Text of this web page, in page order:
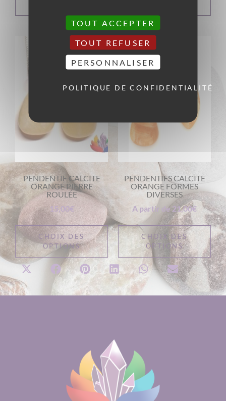
PENDENTIF CALCITE
ORANGE PIERRE
ROULÉE
15,00 €
CHOIX DES
OPTIONS
PENDENTIFS CALCITE
ORANGE FORMES
DIVERSES
A partir de 21,00€
CHOIX DES
OPTIONS
TOUT ACCEPTER
TOUT REFUSER
PERSONNALISER
POLITIQUE DE CONFIDENTIALITÉ